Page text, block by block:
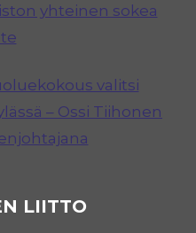
yhteinen sokea
valitsi
– Ossi Tiihonen
LIITTO